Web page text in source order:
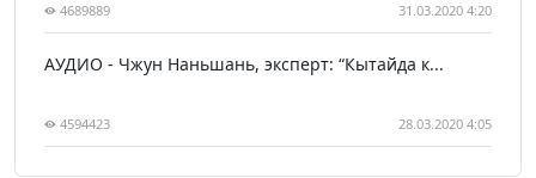
4689889 31.03.2020 4:20
АУДИО - Чжун Наньшань, эксперт: “Кытайда к...
4594423 28.03.2020 4:05